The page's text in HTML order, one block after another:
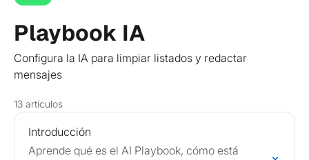
Playbook IA
Configura la IA para limpiar listados y redactar
mensajes
13 artículos
Introducción
Aprende qué es el AI Playbook, cómo está